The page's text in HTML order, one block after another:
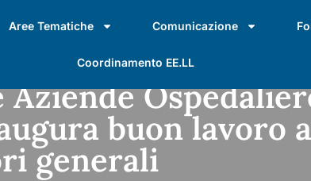
Aree Tematiche Comunicazione
Coordinamento EE.LL
Aziende
buon lavoro
generali